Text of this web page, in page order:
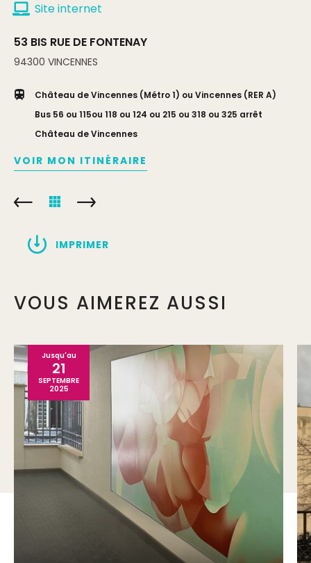
Site internet
53 BIS RUE DE FONTENAY
94300 VINCENNES
Château de Vincennes (Métro 1) ou Vincennes (RER A)
Bus 56 ou 115ou 118 ou 124 ou 215 ou 318 ou 325 arrêt
Château de Vincennes
VOIR MON ITINÉRAIRE
IMPRIMER
VOUS AIMEREZ AUSSI
Jusqu'au
21
SEPTEMBRE
2025